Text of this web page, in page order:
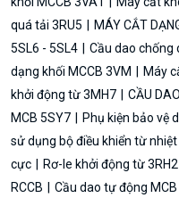
quá tải 3RU5
MÁY CẮT
5SL6 - 5SL4
Cầu dao chống
dạng khối MCCB 3VM
Máy
khởi động từ 3MH7
CẦU
MCB 5SY7
Phụ kiện bảo vệ
sử dụng bộ điều khiển từ
cực
Rơ-le khởi động từ
RCCB
Cầu dao tự động MCB